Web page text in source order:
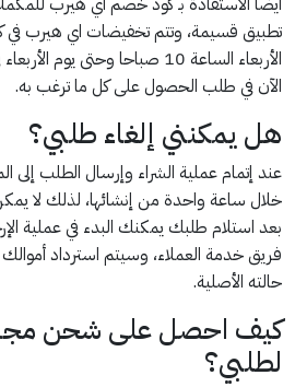
تطبيق قسيمة، وتتم تخفيضات اي هيرب في
الأربعاء الساعة 10 صباحا وحتى
الآن في طلب الحصول على كل ما ترغب به.
هل يمكنني إلغاء طلبي؟
عند إتمام عملية الشراء وإرسال الطلب إلى
خلال ساعة واحدة من إنشائها، لذلك لا
بعد استلام طلبك يمكنك البدء في عملية
فريق خدمة العملاء، وسيتم استرداد
حالته الأصلية.
كيف احصل على شحن
لطلبي؟